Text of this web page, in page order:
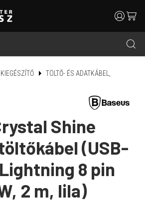
search
usercart
TÖLTŐ- ÉS ADATKÁBEL,
Shine
(USB-
8 pin
2 m, lila)